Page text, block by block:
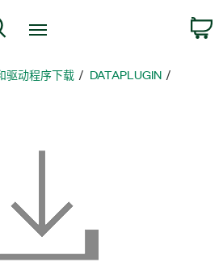
搜索
驱动程序下载
DATAPLUGIN